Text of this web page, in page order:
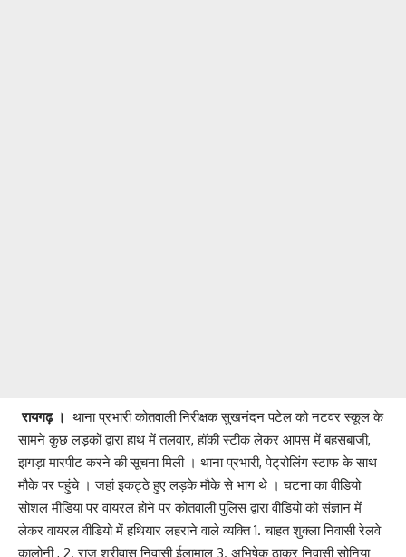
रायगढ़ । थाना प्रभारी कोतवाली निरीक्षक सुखनंदन पटेल को नटवर स्कूल के
सामने कुछ लड़कों द्वारा हाथ में तलवार, हॉकी स्टीक लेकर आपस में बहसबाजी,
झगड़ा मारपीट करने की सूचना मिली । थाना प्रभारी, पेट्रोलिंग स्टाफ के साथ
मौके पर पहुंचे । जहां इकट्ठे हुए लड़के मौके से भाग थे । घटना का वीडियो
सोशल मीडिया पर वायरल होने पर कोतवाली पुलिस द्वारा वीडियो को संज्ञान में
लेकर वायरल वीडियो में हथियार लहराने वाले व्यक्ति 1. चाहत शुक्ला निवासी रेलवे
कालोनी , 2. राजू श्रीवास निवासी ईलामाल 3. अभिषेक ठाकुर निवासी सोनिया